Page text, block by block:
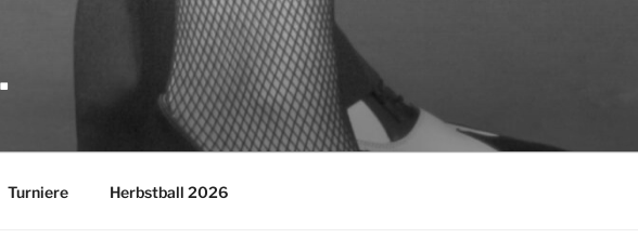
Turniere Herbstball 2026